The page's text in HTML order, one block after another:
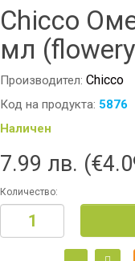
Chicco
мл
Производител: Chicco
Код на продукта: 5876
Наличен
7.99 лв.
Количество: